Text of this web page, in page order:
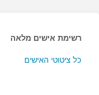
רשימת אישים מלאה
כל ציטוטי האישים